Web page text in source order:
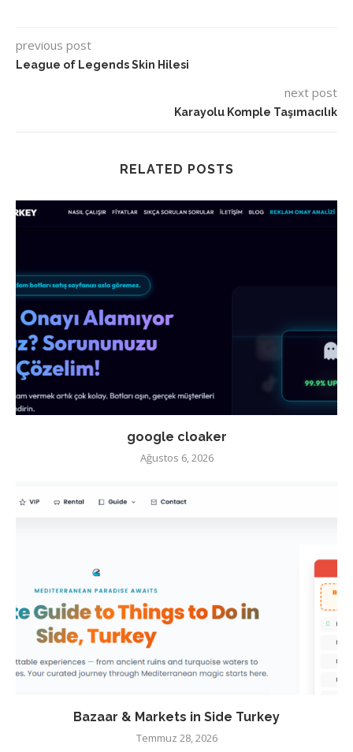
previous post
League of Legends Skin Hilesi
next post
Karayolu Komple Taşımacılık
RELATED POSTS
google cloaker
Ağustos 6, 2026
Bazaar & Markets in Side Turkey
Temmuz 28, 2026